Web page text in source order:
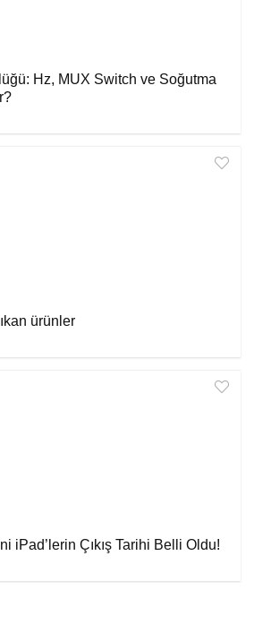
Hz, MUX Switch ve Soğutma
ürünler
iPad’lerin Çıkış Tarihi Belli Oldu!